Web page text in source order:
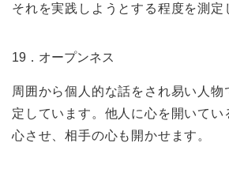
それを実践しようとする程度を測定
19．オープンネス
周囲から個人的な話をされ易い人物
定しています。他人に心を開いてい
心させ、相手の心も開かせます。